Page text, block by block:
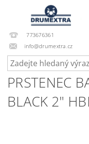
773676361
info@drumextra.cz
PRSTENEC
BLACK 2"